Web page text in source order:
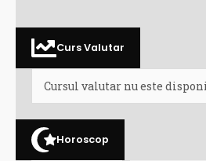
Curs Valutar
Cursul valutar nu este
Horoscop